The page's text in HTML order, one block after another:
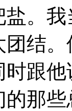
。
结
跟
的那